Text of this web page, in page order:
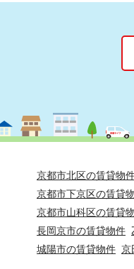
京都市北区の賃貸物
京都市下京区の賃貸
京都市山科区の賃貸
長岡京市の賃貸物件
城陽市の賃貸物件 京